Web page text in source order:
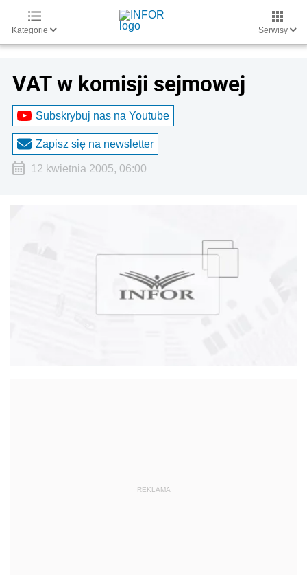
Kategorie Serwisy
VAT w komisji sejmowej
Subskrybuj nas na Youtube
Zapisz się na newsletter
12 kwietnia 2005, 06:00